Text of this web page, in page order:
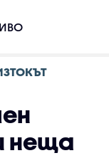
неща